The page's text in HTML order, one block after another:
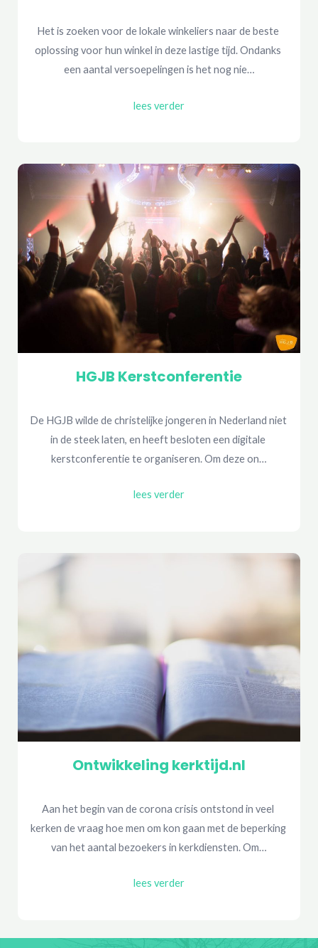
Het is zoeken voor de lokale winkeliers naar de beste
oplossing voor hun winkel in deze lastige tijd. Ondanks
een aantal versoepelingen is het nog nie…
lees verder
HGJB Kerstconferentie
De HGJB wilde de christelijke jongeren in Nederland niet
in de steek laten, en heeft besloten een digitale
kerstconferentie te organiseren. Om deze on…
lees verder
Ontwikkeling kerktijd.nl
Aan het begin van de corona crisis ontstond in veel
kerken de vraag hoe men om kon gaan met de beperking
van het aantal bezoekers in kerkdiensten. Om…
lees verder